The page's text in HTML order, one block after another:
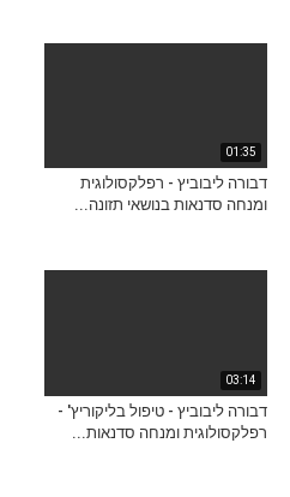
01:35
דבורה ליבוביץ - רפלקסולוגית
ומנחה סדנאות בנושאי תזונה...
03:14
דבורה ליבוביץ - טיפול בליקוריץ' -
רפלקסולוגית ומנחה סדנאות...